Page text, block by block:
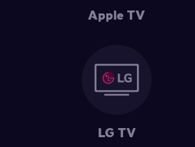
Apple TV
LG TV